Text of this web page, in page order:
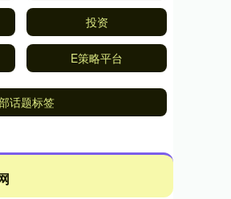
投资
E策略平台
话题标签